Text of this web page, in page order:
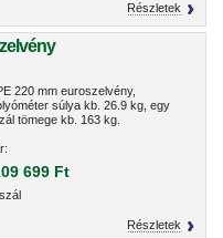
Részletek
220 mm euroszelvény,
súlya kb. 26.9 kg, egy
tömege kb. 163 kg.
699 Ft
Részletek